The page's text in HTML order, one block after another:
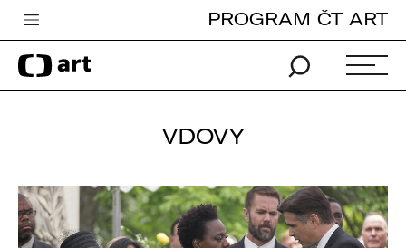
Česká televize
Zpravodajství
TV program
Pro děti
PROGRAM ČT ART
VDOVY